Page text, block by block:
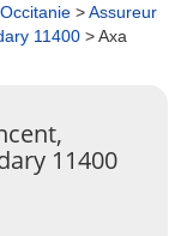
>Assureur
11400 > Axa
11400